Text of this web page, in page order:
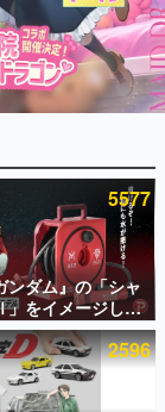
5577
ンダム』の「シャ
をイメージした
ールが予約開始。
アのパーソナルマ
公国軍のエンブレ
などを配置
2596